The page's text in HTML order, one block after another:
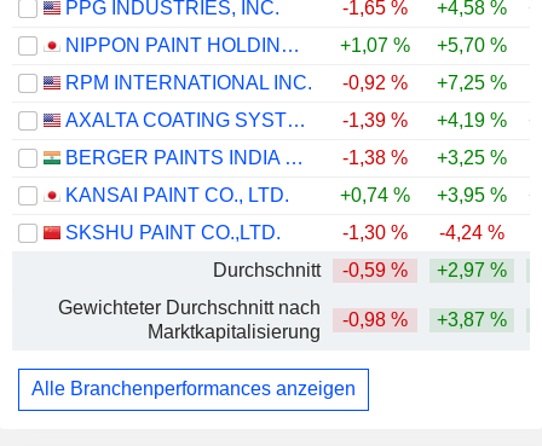
PPG INDUSTRIES, INC.
-1,65 % +4,58 %
NIPPON PAINT HOLDINGS CO., LTD.
+1,07 % +5,70 %
RPM INTERNATIONAL INC.
-0,92 % +7,25 %
AXALTA COATING SYSTEMS LTD.
-1,39 % +4,19 %
BERGER PAINTS INDIA LIMITED
-1,38 % +3,25 %
KANSAI PAINT CO., LTD.
+0,74 % +3,95 %
SKSHU PAINT CO.,LTD.
-1,30 % -4,24 %
Durchschnitt
-0,59 % +2,97 %
Gewichteter Durchschnitt nach
Marktkapitalisierung
-0,98 % +3,87 %
Alle Branchenperformances anzeigen